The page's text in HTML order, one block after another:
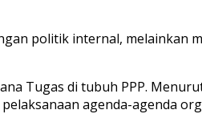
politik internal, melainkan
Tugas di tubuh PPP.
agenda-agenda